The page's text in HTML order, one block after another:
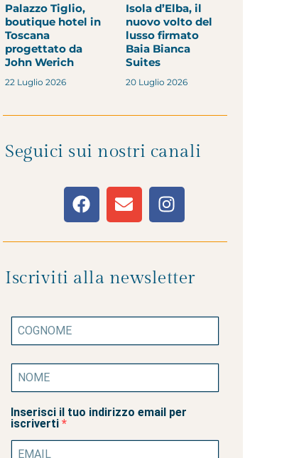
Palazzo Tiglio,
boutique hotel in
Toscana
progettato da
John Werich
22 Luglio 2026
Isola d’Elba, il
nuovo volto del
lusso firmato
Baia Bianca
Suites
20 Luglio 2026
Seguici sui nostri canali
Iscriviti alla newsletter
Inserisci il tuo indirizzo email per
iscriverti